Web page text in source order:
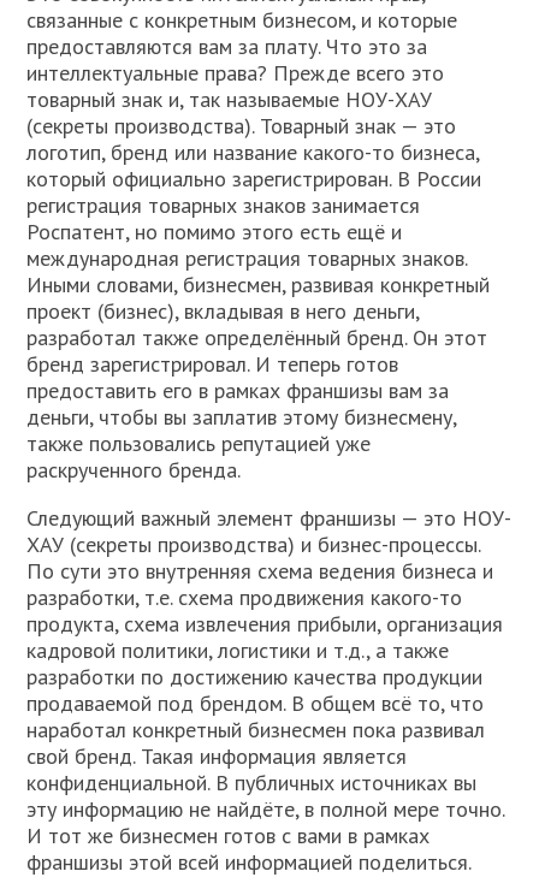
связанные с конкретным бизнесом, и которые
предоставляются вам за плату. Что это за
интеллектуальные права? Прежде всего это
товарный знак и, так называемые НОУ-ХАУ
(секреты производства). Товарный знак — это
логотип, бренд или название какого-то бизнеса,
который официально зарегистрирован. В России
регистрация товарных знаков занимается
Роспатент, но помимо этого есть ещё и
международная регистрация товарных знаков.
Иными словами, бизнесмен, развивая конкретный
проект (бизнес), вкладывая в него деньги,
разработал также определённый бренд. Он этот
бренд зарегистрировал. И теперь готов
предоставить его в рамках франшизы вам за
деньги, чтобы вы заплатив этому бизнесмену,
также пользовались репутацией уже
раскрученного бренда.
Следующий важный элемент франшизы — это НОУ-
ХАУ (секреты производства) и бизнес-процессы.
По сути это внутренняя схема ведения бизнеса и
разработки, т.е. схема продвижения какого-то
продукта, схема извлечения прибыли, организация
кадровой политики, логистики и т.д., а также
разработки по достижению качества продукции
продаваемой под брендом. В общем всё то, что
наработал конкретный бизнесмен пока развивал
свой бренд. Такая информация является
конфиденциальной. В публичных источниках вы
эту информацию не найдёте, в полной мере точно.
И тот же бизнесмен готов с вами в рамках
франшизы этой всей информацией поделиться.